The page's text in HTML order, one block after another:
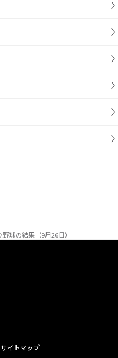
野球の結果（9月26日）
サイトマップ